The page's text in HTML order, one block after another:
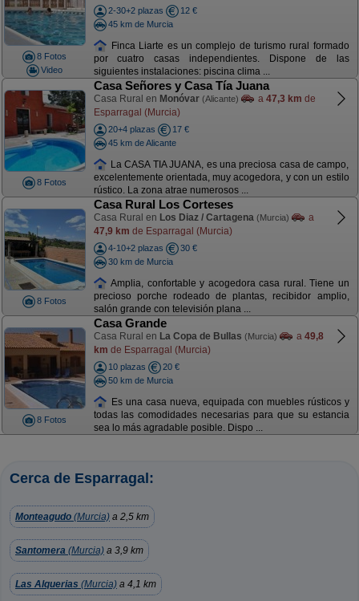
8 Fotos
Video
2-30+2 plazas
12 €
45 km de Murcia
Finca Liarte es un complejo de turismo rural formado
por cuatro casas independientes. Dispone de las
siguientes instalaciones: piscina clima ...
8 Fotos
Casa Señores y Casa Tía Juana
Casa Rural en Monóvar (Alicante) a 47,3 km de
Esparragal (Murcia)
20+4 plazas
17 €
45 km de Alicante
La CASA TIA JUANA, es una preciosa casa de campo,
excelentemente orientada, muy acogedora, y con un estilo
rústico. La zona atrae numerosos ...
8 Fotos
Casa Rural Los Corteses
Casa Rural en Los Diaz / Cartagena (Murcia)
a
47,9 km de Esparragal (Murcia)
4-10+2 plazas
30 €
30 km de Murcia
Amplia, confortable y acogedora casa rural. Tiene un
precioso porche rodeado de plantas, recibidor amplio,
salón grande con televisión plana ...
8 Fotos
Casa Grande
Casa Rural en La Copa de Bullas (Murcia) a 49,8
km de Esparragal (Murcia)
10 plazas
20 €
50 km de Murcia
Es una casa nueva, equipada con muebles rústicos y
todas las comodidades necesarias para que su estancia
sea lo más agradable posible. Dispo ...
Cerca de Esparragal:
Monteagudo (Murcia) a 2,5 km
Santomera (Murcia) a 3,9 km
Las Alquerias (Murcia) a 4,1 km